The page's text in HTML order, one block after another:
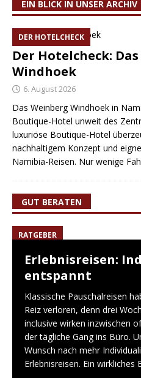
EIN BLICK IN UNSER ARCHIV
DER HOTELCHECK
Der Hotelcheck:
Windhoek
6. August 2026
Das Weinberg Windhoek in
Boutique-Hotel unweit des
luxuriöse Boutique-Hotel
nachhaltigem Konzept und
Namibia-Reisen. Nur wenige
GUT BERATEN
RATGEBER
Erlebnisreisen:
entspannt
Klassische Pauschalreisen
Reiz verloren, denn drei
inclusive wirken inzwischen
der tägliche Gang ins Büro.
Wunsch nach mehr
Erlebnisreisen. Ein wirkliches